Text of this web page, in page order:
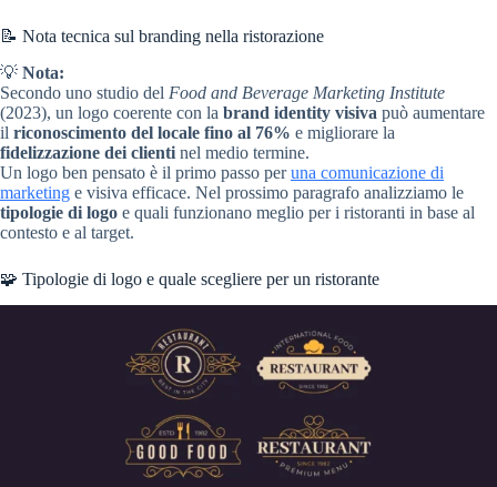
📝 Nota tecnica sul branding nella ristorazione
💡 Nota:
Secondo uno studio del Food and Beverage Marketing Institute
(2023), un logo coerente con la brand identity visiva può aumentare
il riconoscimento del locale fino al 76% e migliorare la
fidelizzazione dei clienti nel medio termine.
Un logo ben pensato è il primo passo peruna comunicazione di
marketing e visiva efficace. Nel prossimo paragrafo analizziamo le
tipologie di logo e quali funzionano meglio per i ristoranti in base al
contesto e al target.
🧩 Tipologie di logo e quale scegliere per un ristorante